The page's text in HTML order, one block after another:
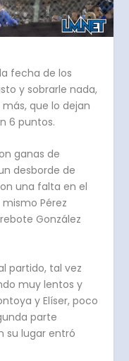
fecha de los
y sobrarle nada,
que lo dejan
6 puntos.
ganas de
desborde de
una falta en el
Pérez
González
partido, tal vez
muy lentos y
y Elíser, poco
parte
su lugar entró